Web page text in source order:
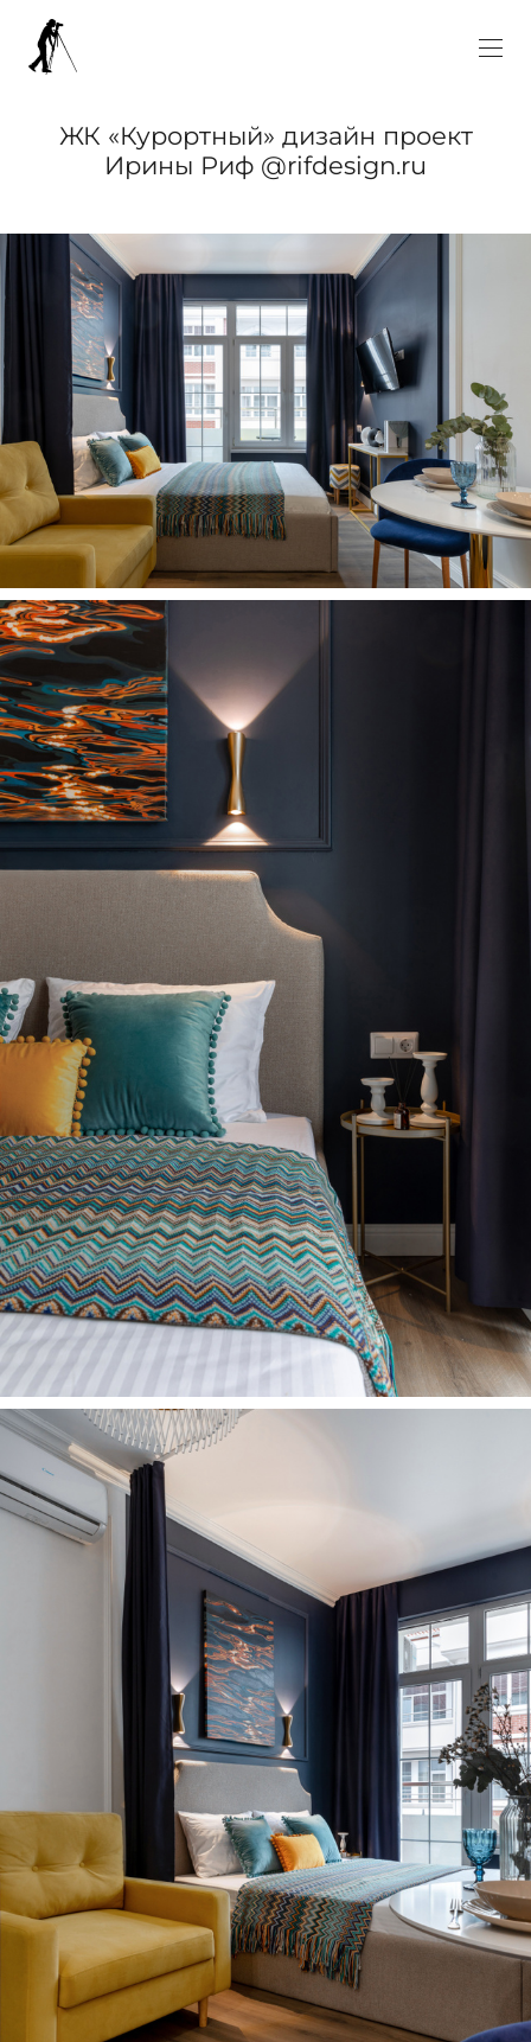
ЖК «Курортный» дизайн проект
Ирины Риф @rifdesign.ru